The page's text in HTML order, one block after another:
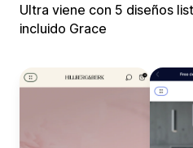
Ultra viene con 5 diseños
incluido Grace